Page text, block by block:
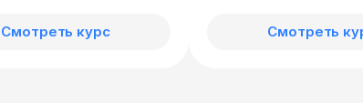
Смотреть курс Смотреть